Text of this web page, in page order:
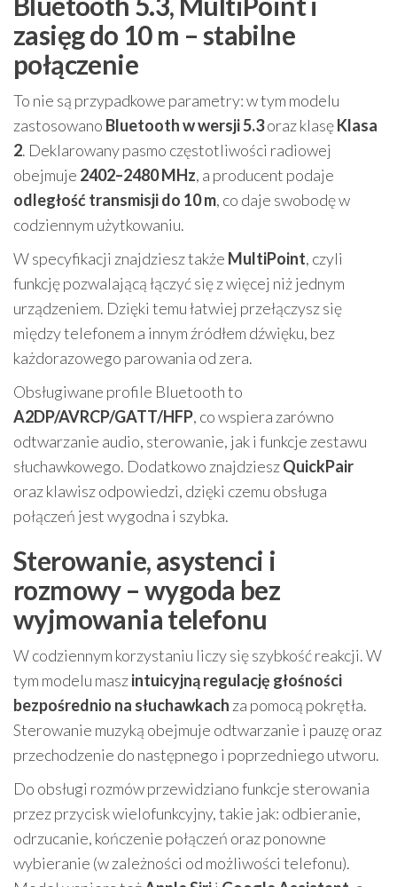
zasięg do 10 m – stabilne
połączenie
To nie są przypadkowe parametry: w tym modelu
zastosowano Bluetooth w wersji 5.3oraz klasęKlasa
2. Deklarowany pasmo częstotliwości radiowej
obejmuje 2402–2480 MHz, a producent podaje
odległość transmisji do 10 m, co daje swobodę w
codziennym użytkowaniu.
W specyfikacji znajdziesz także MultiPoint, czyli
funkcję pozwalającą łączyć się z więcej niż jednym
urządzeniem. Dzięki temu łatwiej przełączysz się
między telefonem a innym źródłem dźwięku, bez
każdorazowego parowania od zera.
Obsługiwane profile Bluetooth to
A2DP/AVRCP/GATT/HFP, co wspiera zarówno
odtwarzanie audio, sterowanie, jak i funkcje zestawu
słuchawkowego. Dodatkowo znajdzieszQuickPair
oraz klawisz odpowiedzi, dzięki czemu obsługa
połączeń jest wygodna i szybka.
Sterowanie, asystenci i
rozmowy – wygoda bez
wyjmowania telefonu
W codziennym korzystaniu liczy się szybkość reakcji. W
tym modelu maszintuicyjną regulację głośności
bezpośrednio na słuchawkach za pomocą pokrętła.
Sterowanie muzyką obejmuje odtwarzanie i pauzę oraz
przechodzenie do następnego i poprzedniego utworu.
Do obsługi rozmów przewidziano funkcje sterowania
przez przycisk wielofunkcyjny, takie jak: odbieranie,
odrzucanie, kończenie połączeń oraz ponowne
wybieranie (w zależności od możliwości telefonu).